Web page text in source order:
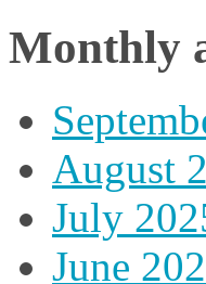
Monthly
August
July
June